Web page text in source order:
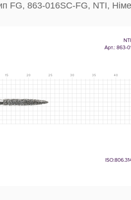
FG, 863-016SC-FG, NTI,